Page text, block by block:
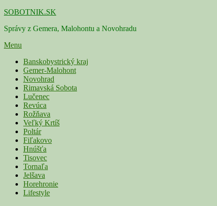
Skip
content
SOBOTNIK.SK
Správy z Gemera, Malohontu a Novohradu
Menu
Primárne
menu
Banskobystrický kraj
Gemer-Malohont
Novohrad
Rimavská Sobota
Lučenec
Revúca
Rožňava
Veľký Krtíš
Poltár
Fiľakovo
Hnúšťa
Tisovec
Tornaľa
Jelšava
Horehronie
Lifestyle